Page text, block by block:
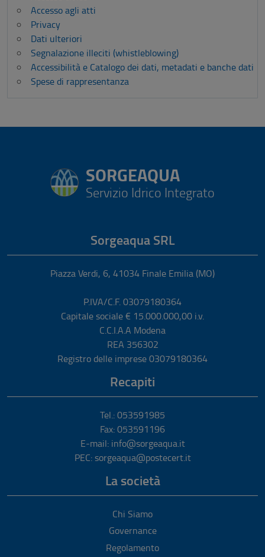
Accesso agli atti
Privacy
Dati ulteriori
Segnalazione illeciti (whistleblowing)
Accessibilità e Catalogo dei dati, metadati e banche dati
Spese di rappresentanza
SORGEAQUA
Servizio Idrico Integrato
Sorgeaqua SRL
Piazza Verdi, 6, 41034 Finale Emilia (MO)
P.IVA/C.F. 03079180364
Capitale sociale € 15.000.000,00 i.v.
C.C.I.A.A Modena
REA 356302
Registro delle imprese 03079180364
Recapiti
Tel.: 053591985
Fax: 053591196
E-mail: info@sorgeaqua.it
PEC: sorgeaqua@postecert.it
La società
Chi Siamo
Governance
Regolamento